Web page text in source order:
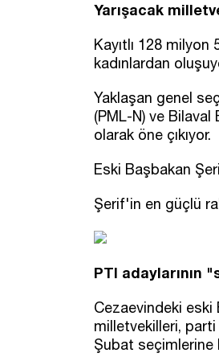
Yarışacak
Kayıtlı 128
kadınlardan
Yaklaşan genel
(PML-N) ve
olarak öne çıkıyor.
Eski Başbakan
Şerif'in en güçlü
PTI adaylarının
Cezaevindeki eski
milletvekilleri, parti
Şubat seçimlerine